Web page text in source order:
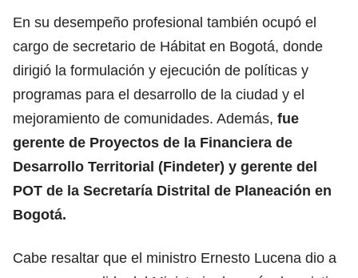
En su desempeño profesional también ocupó el
cargo de secretario de Hábitat en Bogotá, donde
dirigió la formulación y ejecución de políticas y
programas para el desarrollo de la ciudad y el
mejoramiento de comunidades. Además, fue
gerente de Proyectos de la Financiera de
Desarrollo Territorial (Findeter) y gerente del
POT de la Secretaría Distrital de Planeación en
Bogotá.
Cabe resaltar que el ministro Ernesto Lucena dio a